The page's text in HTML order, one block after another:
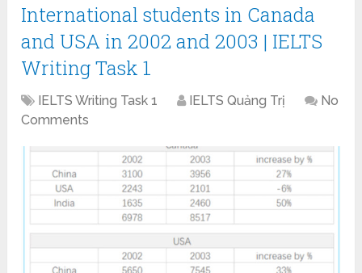
International students in Canada
and USA in 2002 and 2003 | IELTS
Writing Task 1
IELTS Writing Task 1 IELTS Quảng Trị
No
Comments